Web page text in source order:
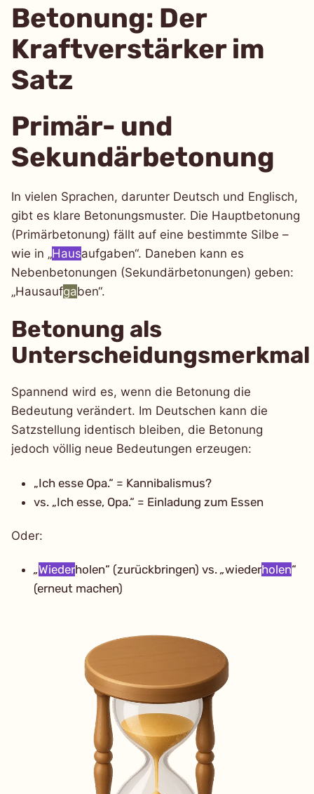
Betonung: Der
Kraftverstärker im
Satz
Primär- und
Sekundärbetonung
In vielen Sprachen, darunter Deutsch und Englisch,
gibt es klare Betonungsmuster. Die Hauptbetonung
(Primärbetonung) fällt auf eine bestimmte Silbe –
wie in „Hausaufgaben“. Daneben kann es
Nebenbetonungen (Sekundärbetonungen) geben:
„Hausaufgaben“.
Betonung als
Unterscheidungsmerkmal
Spannend wird es, wenn die Betonung die
Bedeutung verändert. Im Deutschen kann die
Satzstellung identisch bleiben, die Betonung
jedoch völlig neue Bedeutungen erzeugen:
„Ich esse Opa.“ = Kannibalismus?
vs. „Ich esse, Opa.“ = Einladung zum Essen
Oder:
„Wiederholen“ (zurückbringen) vs. „wiederholen“
(erneut machen)